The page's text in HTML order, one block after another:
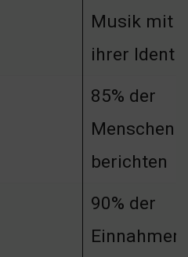
Musik mit
ihrer
85% der
Menschen
berichten
90% der
Einnahmen